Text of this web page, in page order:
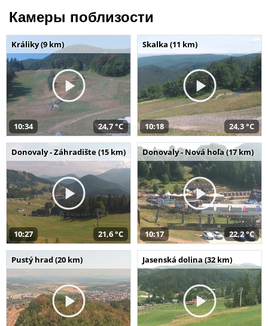
Камеры поблизости
Králiky (9 km)
10:34 24,7 °C
Skalka (11 km)
10:18 24,3 °C
Donovaly - Záhradište (15 km)
10:27 21,6 °C
Donovaly - Nová hoľa (17 km)
10:17 22,2 °C
Pustý hrad (20 km) Jasenská dolina (32 km)